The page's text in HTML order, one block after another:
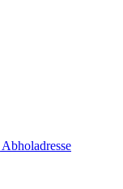
Abholadresse